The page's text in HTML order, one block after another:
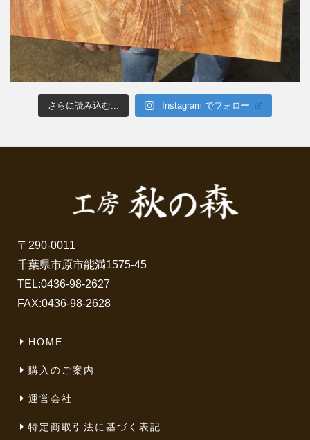
さらに読み込む... Instagram でフォロー
〒290-0011
千葉県市原市能満1575-45
TEL:0436-98-2627
FAX:0436-98-2628
HOME
購入のご案内
運営会社
特定商取引法に基づく表記